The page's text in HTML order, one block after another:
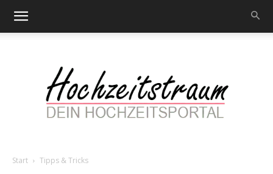
Start Tipps & Tricks